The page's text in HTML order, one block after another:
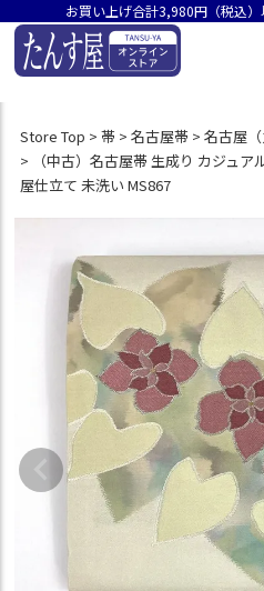
お買い上げ合計3,980円（税込）
Store Top 帯 名古屋帯
名古屋（
（中古）名古屋帯 生成り カジュ
屋仕立て 未洗い MS867